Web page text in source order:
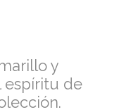
y
espíritu de